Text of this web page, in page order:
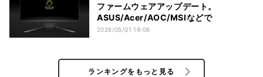
ファームウェアアップデート。
ASUS/Acer/AOC/MSIなどで
2026/05/01 19:06
ランキングをもっと見る